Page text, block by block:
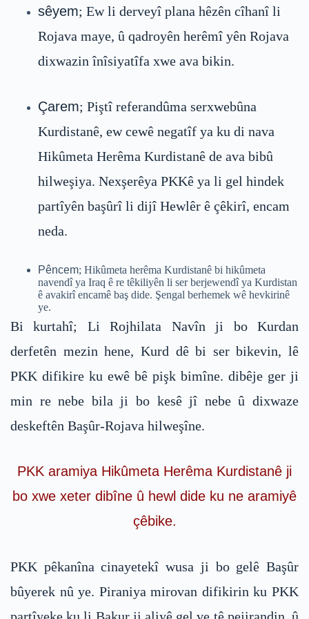
sêyem; Ew li derveyî plana hêzên cîhanî li
Rojava maye, û qadroyên herêmî yên Rojava
dixwazin înîsiyatîfa xwe ava bikin.
Çarem; Piştî referandûma serxwebûna
Kurdistanê, ew cewê negatîf ya ku di nava
Hikûmeta Herêma Kurdistanê de ava bibû
hilweşiya. Nexşerêya PKKê ya li gel hindek
partîyên başûrî li dijî Hewlêr ê çêkirî, encam
neda.
Pêncem; Hikûmeta herêma Kurdistanê bi hikûmeta
navendî ya Iraq ê re têkiliyên li ser berjewendî ya Kurdistan
ê avakirî encamê baş dide. Şengal berhemek wê hevkirinê
ye.
Bi kurtahî; Li Rojhilata Navîn ji bo Kurdan
derfetên mezin hene, Kurd dê bi ser bikevin, lê
PKK difikire ku ewê bê pişk bimîne. dibêje ger ji
min re nebe bila ji bo kesê jî nebe û dixwaze
deskeftên Başûr-Rojava hilweşîne.
PKK aramiya Hikûmeta Herêma Kurdistanê ji
bo xwe xeter dibîne û hewl dide ku ne aramiyê
çêbike.
PKK pêkanîna cinayetekî wusa ji bo gelê Başûr
bûyerek nû ye. Piraniya mirovan difikirin ku PKK